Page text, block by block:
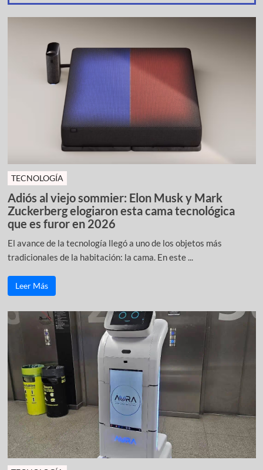
TECNOLOGÍA
Adiós al viejo sommier: Elon Musk y Mark
Zuckerberg elogiaron esta cama tecnológica
que es furor en 2026
El avance de la tecnología llegó a uno de los objetos más
tradicionales de la habitación: la cama. En este ...
Leer Más